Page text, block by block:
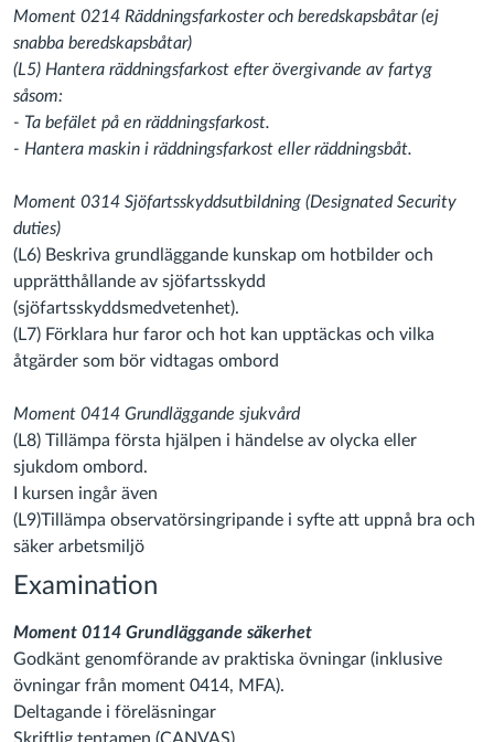
Moment 0214 Räddningsfarkoster och beredskapsbåtar (ej
snabba beredskapsbåtar)
(L5) Hantera räddningsfarkost efter övergivande av fartyg
såsom:
- Ta befälet på en räddningsfarkost.
- Hantera maskin i räddningsfarkost eller räddningsbåt.
Moment 0314 Sjöfartsskyddsutbildning (Designated Security
duties)
(L6) Beskriva grundläggande kunskap om hotbilder och
upprätthållande av sjöfartsskydd
(sjöfartsskyddsmedvetenhet).
(L7) Förklara hur faror och hot kan upptäckas och vilka
åtgärder som bör vidtagas ombord
Moment 0414 Grundläggande sjukvård
(L8) Tillämpa första hjälpen i händelse av olycka eller
sjukdom ombord.
I kursen ingår även
(L9)Tillämpa observatörsingripande i syfte att uppnå bra och
säker arbetsmiljö
Examination
Moment 0114 Grundläggande säkerhet
Godkänt genomförande av praktiska övningar (inklusive
övningar från moment 0414, MFA).
Deltagande i föreläsningar